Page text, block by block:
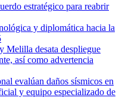
estratégico para reabrir
y diplomática hacia la
Melilla desata despliegue
así como advertencia
evalúan daños sísmicos en
y equipo especializado de